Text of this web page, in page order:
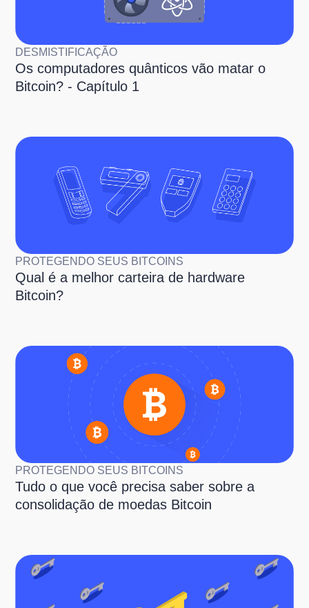
DESMISTIFICAÇÃO
Os computadores quânticos vão matar o
Bitcoin? - Capítulo 1
PROTEGENDO SEUS BITCOINS
Qual é a melhor carteira de hardware
Bitcoin?
PROTEGENDO SEUS BITCOINS
Tudo o que você precisa saber sobre a
consolidação de moedas Bitcoin